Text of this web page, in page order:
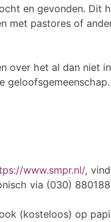
en gevonden. Dit
met pastores of
over het al dan niet
www.smpr.nl/,
via (030)
(kosteloos) op